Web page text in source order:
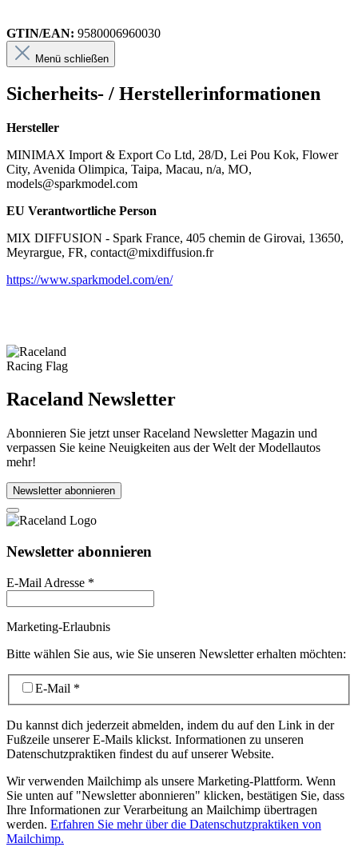
GTIN/EAN: 9580006960030
Menü schließen
Sicherheits- / Herstellerinformationen
Hersteller
MINIMAX Import & Export Co Ltd, 28/D, Lei Pou Kok, Flower
City, Avenida Olimpica, Taipa, Macau, n/a, MO,
models@sparkmodel.com
EU Verantwortliche Person
MIX DIFFUSION - Spark France, 405 chemin de Girovai, 13650,
Meyrargue, FR, contact@mixdiffusion.fr
https://www.sparkmodel.com/en/
Raceland Newsletter
Abonnieren Sie jetzt unser Raceland Newsletter Magazin und
verpassen Sie keine Neuigkeiten aus der Welt der Modellautos
mehr!
Newsletter abonnieren
Newsletter abonnieren
E-Mail Adresse *
Marketing-Erlaubnis
Bitte wählen Sie aus, wie Sie unseren Newsletter erhalten möchten:
E-Mail *
Du kannst dich jederzeit abmelden, indem du auf den Link in der
Fußzeile unserer E-Mails klickst. Informationen zu unseren
Datenschutzpraktiken findest du auf unserer Website.
Wir verwenden Mailchimp als unsere Marketing-Plattform. Wenn
Sie unten auf "Newsletter abonnieren" klicken, bestätigen Sie, dass
Ihre Informationen zur Verarbeitung an Mailchimp übertragen
werden. Erfahren Sie mehr über die Datenschutzpraktiken von
Mailchimp.